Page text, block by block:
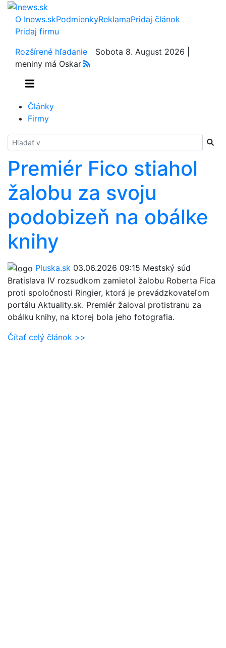
O Inews.skPodmienkyReklamaPridaj článok
Pridaj firmu
Rozšírené hľadanie
Sobota 8. August 2026 |
meniny má Oskar
Články
Firmy
Hladať
Premiér Fico stiahol
žalobu za svoju
podobizeň na obálke
knihy
Pluska.sk 03.06.2026 09:15 Mestský súd
Bratislava IV rozsudkom zamietol žalobu Roberta Fica
proti spoločnosti Ringier, ktorá je prevádzkovateľom
portálu Aktuality.sk. Premiér žaloval protistranu za
obálku knihy, na ktorej bola jeho fotografia.
Čítať celý článok >>